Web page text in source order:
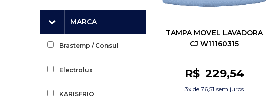
MARCA
Brastemp / Consul
Electrolux
KARISFRIO
TAMPA MOVEL LAVADORA
CJ W11160315
R$ 229,54
3x de 76,51 sem juros